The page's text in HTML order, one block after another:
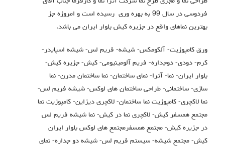
فردوسی در سال 99 به بهره وری رسیده است و امروزه جز
بهترین نماهای واقع در جزیره کیش بلوار ایران می باشد.
ورق کامپوزیت- آلکومکس- شیشه- فریم لس- شیشه اسپایدر-
کرم- دودی- دوجداره- فریم آلومینیومی- کیش- جزیره کیش-
بلوار ایران- نما- آترا- نمای ساختمان- نما ساختمان مدرن- نما
سازی- ساختمانی- طراحی ساختمان های لوکس- شیشه فریم لس-
نما لاکچری- کامپوزیت نما ساختمان- لاکچری دیزاین- کامپوزیت نما
مجتمع همسفر کیش- لاکچری نما در کیش- نما شیشه فریم لس
در جزیره کیش- مجتمع همسفرمجتمع های لوکس بلوار ایران
کیش- مجتمع شیشه- سیستم فریم لس- شیشه دو جداره- نمای